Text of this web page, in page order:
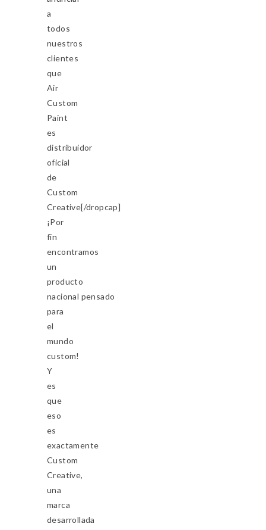
a
todos
nuestros
clientes
que
Air
Custom
Paint
es
distribuidor
oficial
de
Custom
Creative[/dropcap]
¡Por
fin
encontramos
un
producto
nacional pensado
para
el
mundo
custom!
Y
es
que
eso
es
exactamente
Custom
Creative,
una
marca
desarrollada